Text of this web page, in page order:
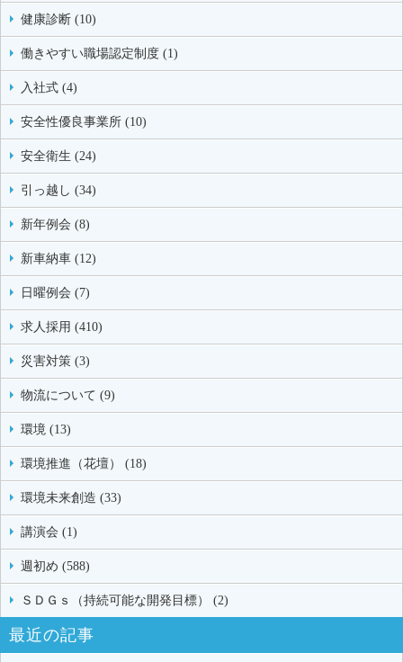
健康診断 (10)
働きやすい職場認定制度 (1)
入社式 (4)
安全性優良事業所 (10)
安全衛生 (24)
引っ越し (34)
新年例会 (8)
新車納車 (12)
日曜例会 (7)
求人採用 (410)
災害対策 (3)
物流について (9)
環境 (13)
環境推進（花壇） (18)
環境未来創造 (33)
講演会 (1)
週初め (588)
ＳＤＧｓ（持続可能な開発目標） (2)
最近の記事